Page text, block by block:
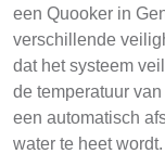
een Quooker in
verschillende
dat het systeem
de temperatuur
een automatisch
water te heet